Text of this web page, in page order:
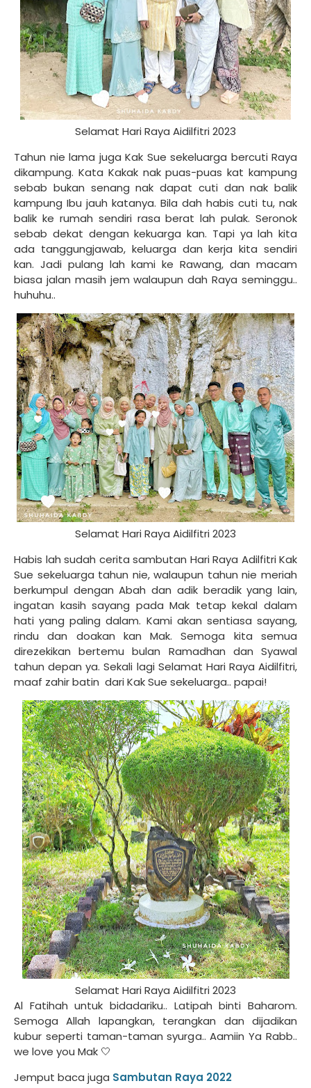
Selamat Hari Raya Aidilfitri 2023
Tahun nie lama juga Kak Sue sekeluarga bercuti Raya
dikampung. Kata Kakak nak puas-puas kat kampung
sebab bukan senang nak dapat cuti dan nak balik
kampung Ibu jauh katanya. Bila dah habis cuti tu, nak
balik ke rumah sendiri rasa berat lah pulak. Seronok
sebab dekat dengan kekuarga kan. Tapi ya lah kita
ada tanggungjawab, keluarga dan kerja kita sendiri
kan. Jadi pulang lah kami ke Rawang, dan macam
biasa jalan masih jem walaupun dah Raya seminggu..
huhuhu..
Selamat Hari Raya Aidilfitri 2023
Habis lah sudah cerita sambutan Hari Raya Adilfitri Kak
Sue sekeluarga tahun nie, walaupun tahun nie meriah
berkumpul dengan Abah dan adik beradik yang lain,
ingatan kasih sayang pada Mak tetap kekal dalam
hati yang paling dalam. Kami akan sentiasa sayang,
rindu dan doakan kan Mak. Semoga kita semua
direzekikan bertemu bulan Ramadhan dan Syawal
tahun depan ya. Sekali lagi Selamat Hari Raya Aidilfitri,
maaf zahir batin dari Kak Sue sekeluarga.. papai!
Selamat Hari Raya Aidilfitri 2023
Al Fatihah untuk bidadariku.. Latipah binti Baharom.
Semoga Allah lapangkan, terangkan dan dijadikan
kubur seperti taman-taman syurga.. Aamiin Ya Rabb..
we love you Mak 🤍
Jemput baca juga Sambutan Raya 2022